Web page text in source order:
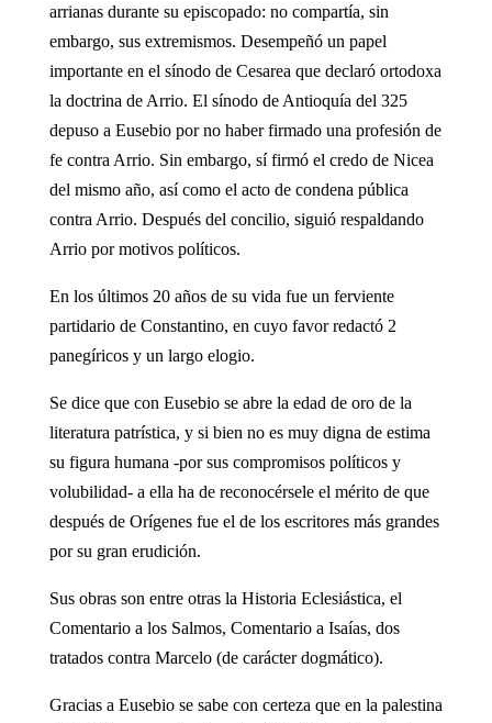
arrianas durante su episcopado: no compartía, sin
embargo, sus extremismos. Desempeñó un papel
importante en el sínodo de Cesarea que declaró ortodoxa
la doctrina de Arrio. El sínodo de Antioquía del 325
depuso a Eusebio por no haber firmado una profesión de
fe contra Arrio. Sin embargo, sí firmó el credo de Nicea
del mismo año, así como el acto de condena pública
contra Arrio. Después del concilio, siguió respaldando
Arrio por motivos políticos.
En los últimos 20 años de su vida fue un ferviente
partidario de Constantino, en cuyo favor redactó 2
panegíricos y un largo elogio.
Se dice que con Eusebio se abre la edad de oro de la
literatura patrística, y si bien no es muy digna de estima
su figura humana -por sus compromisos políticos y
volubilidad- a ella ha de reconocérsele el mérito de que
después de Orígenes fue el de los escritores más grandes
por su gran erudición.
Sus obras son entre otras la Historia Eclesiástica, el
Comentario a los Salmos, Comentario a Isaías, dos
tratados contra Marcelo (de carácter dogmático).
Gracias a Eusebio se sabe con certeza que en la palestina